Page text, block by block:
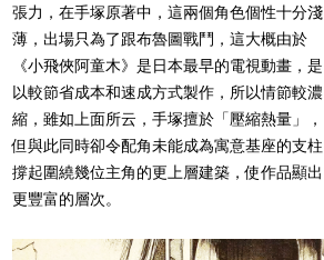
張力，在手塚原著中，這兩個角色個性十分淺
薄，出場只為了跟布魯圖戰鬥，這大概由於
《小飛俠阿童木》是日本最早的電視動畫，是
以較節省成本和速成方式製作，所以情節較濃
縮，雖如上面所云，手塚擅於「壓縮熱量」，
但與此同時卻令配角未能成為寓意基座的支柱
撐起圍繞幾位主角的更上層建築，使作品顯出
更豐富的層次。